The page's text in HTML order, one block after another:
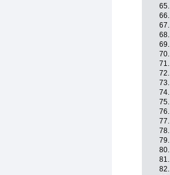
65.
66.
67.
68.
69.
70.
71.
72.
73.
74.
75.
76.
77.
78.
79.
80.
81.
82.